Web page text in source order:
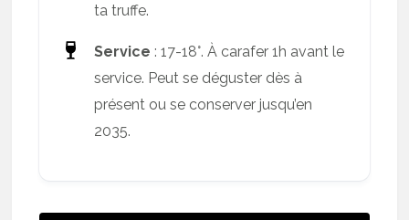
ta truffe.
Service : 17-18°. À carafer 1h avant le
service. Peut se déguster dès à
présent ou se conserver jusqu’en
2035.